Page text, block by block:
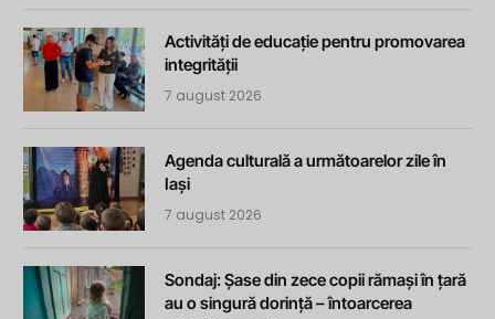
Activități de educație pentru promovarea
integrității
7 august 2026
Agenda culturală a următoarelor zile în
Iași
7 august 2026
Sondaj: Șase din zece copii rămași în țară
au o singură dorință – întoarcerea